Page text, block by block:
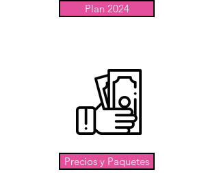
Plan 2024
Precios y Paquetes